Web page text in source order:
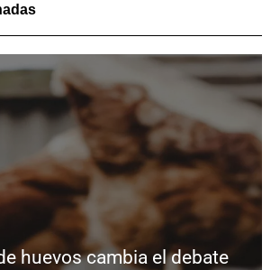
huevos cambia el debate